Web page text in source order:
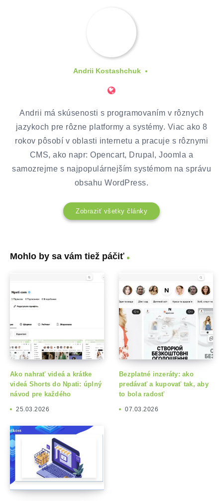
Andrii Kostashchuk
Andrii má skúsenosti s programovaním v rôznych
jazykoch pre rôzne platformy a systémy. Viac ako 8
rokov pôsobí v oblasti internetu a pracuje s rôznymi
CMS, ako napr: Opencart, Drupal, Joomla a
samozrejme s najpopulárnejším systémom na správu
obsahu WordPress.
Zobraziť všetky články
Mohlo by sa vám tiež páčiť
Ako nahrať videá a krátke
videá Shorts do Npati: úplný
návod pre každého
25.03.2026
Bezplatné inzeráty: ako
predávať a kupovať tak, aby
to bola radosť
07.03.2026